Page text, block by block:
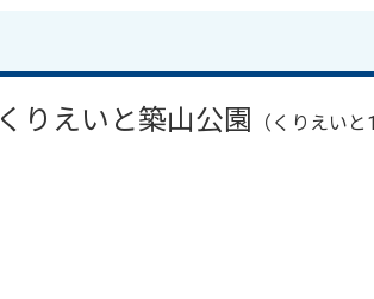
くりえいと築山公園
（くりえいと